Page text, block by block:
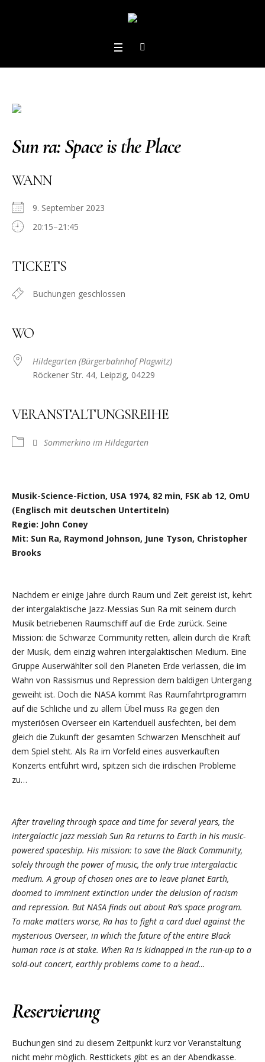
Sun ra: Space is the Place
WANN
9. September 2023
20:15–21:45
TICKETS
Buchungen geschlossen
WO
Hildegarten (Bürgerbahnhof Plagwitz)
Röckener Str. 44, Leipzig, 04229
VERANSTALTUNGSREIHE
Sommerkino im Hildegarten
Musik-Science-Fiction, USA 1974, 82 min, FSK ab 12, OmU
(Englisch mit deutschen Untertiteln)
Regie: John Coney
Mit: Sun Ra, Raymond Johnson, June Tyson, Christopher
Brooks
Nachdem er einige Jahre durch Raum und Zeit gereist ist, kehrt
der intergalaktische Jazz-Messias Sun Ra mit seinem durch
Musik betriebenen Raumschiff auf die Erde zurück. Seine
Mission: die Schwarze Community retten, allein durch die Kraft
der Musik, dem einzig wahren intergalaktischen Medium. Eine
Gruppe Auserwählter soll den Planeten Erde verlassen, die im
Wahn von Rassismus und Repression dem baldigen Untergang
geweiht ist. Doch die NASA kommt Ras Raumfahrtprogramm
auf die Schliche und zu allem Übel muss Ra gegen den
mysteriösen Overseer ein Kartenduell ausfechten, bei dem
gleich die Zukunft der gesamten Schwarzen Menschheit auf
dem Spiel steht. Als Ra im Vorfeld eines ausverkauften
Konzerts entführt wird, spitzen sich die irdischen Probleme
zu…
After traveling through space and time for several years, the
intergalactic jazz messiah Sun Ra returns to Earth in his music-
powered spaceship. His mission: to save the Black Community,
solely through the power of music, the only true intergalactic
medium. A group of chosen ones are to leave planet Earth,
doomed to imminent extinction under the delusion of racism
and repression. But NASA finds out about Ra’s space program.
To make matters worse, Ra has to fight a card duel against the
mysterious Overseer, in which the future of the entire Black
human race is at stake. When Ra is kidnapped in the run-up to a
sold-out concert, earthly problems come to a head…
Reservierung
Buchungen sind zu diesem Zeitpunkt kurz vor Veranstaltung
nicht mehr möglich. Resttickets gibt es an der Abendkasse.